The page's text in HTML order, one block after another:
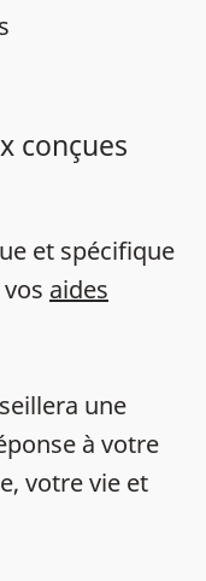
conçues
et spécifique
aides
une
à votre
votre vie et